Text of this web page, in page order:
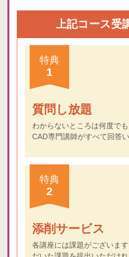
上記コース受
特典
1
質問し放題
わからないところは何度でも
CAD専門講師がすべて回答い
特典
2
添削サービス
各講座には課題がございま